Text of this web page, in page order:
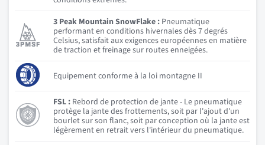
3 Peak Mountain SnowFlake : Pneumatique
performant en conditions hivernales dès 7 degrés
Celsius, satisfait aux exigences européennes en matière
de traction et freinage sur routes enneigées.
Equipement conforme à la loi montagne II
FSL : Rebord de protection de jante - Le pneumatique
protège la jante des frottements, soit par l'ajout d'un
bourlet sur son flanc, soit par conception où la jante est
légèrement en retrait vers l'intérieur du pneumatique.